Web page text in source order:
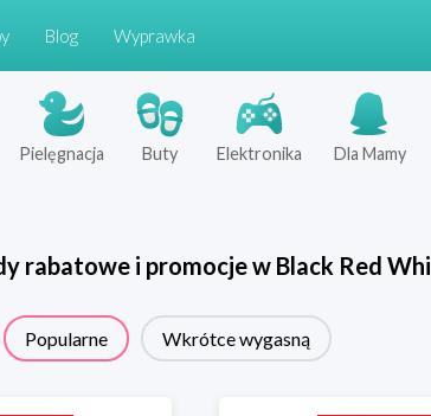
Blog Wyprawka
Pielęgnacja Buty Elektronika Dla Mamy
rabatowe i promocje w Black Red
Popularne Wkrótce wygasną